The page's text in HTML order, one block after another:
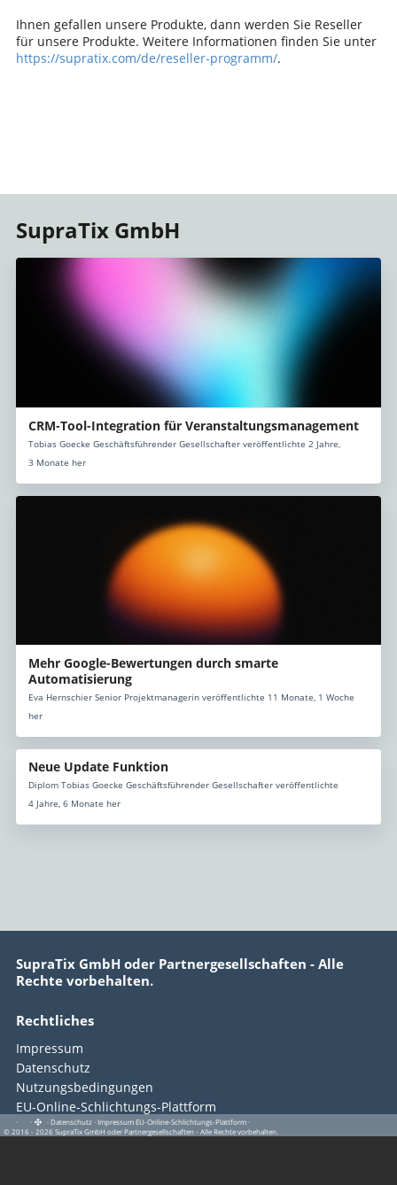
Ihnen gefallen unsere Produkte, dann werden Sie Reseller
für unsere Produkte. Weitere Informationen finden Sie unter
https://supratix.com/de/reseller-programm/.
SupraTix GmbH
CRM-Tool-Integration für Veranstaltungsmanagement
Tobias Goecke Geschäftsführender Gesellschafter veröffentlichte 2 Jahre,
3 Monate her
Mehr Google-Bewertungen durch smarte
Automatisierung
Eva Hernschier Senior Projektmanagerin veröffentlichte 11 Monate, 1 Woche
her
Neue Update Funktion
Diplom Tobias Goecke Geschäftsführender Gesellschafter veröffentlichte
4 Jahre, 6 Monate her
SupraTix GmbH oder Partnergesellschaften - Alle
Rechte vorbehalten.
Rechtliches
Impressum
Datenschutz
Nutzungsbedingungen
EU-Online-Schlichtungs-Plattform
· · ·Datenschutz·Impressum EU-Online-Schlichtungs-Plattform·
© 2016 - 2026 SupraTix GmbH oder Partnergesellschaften - Alle Rechte vorbehalten.